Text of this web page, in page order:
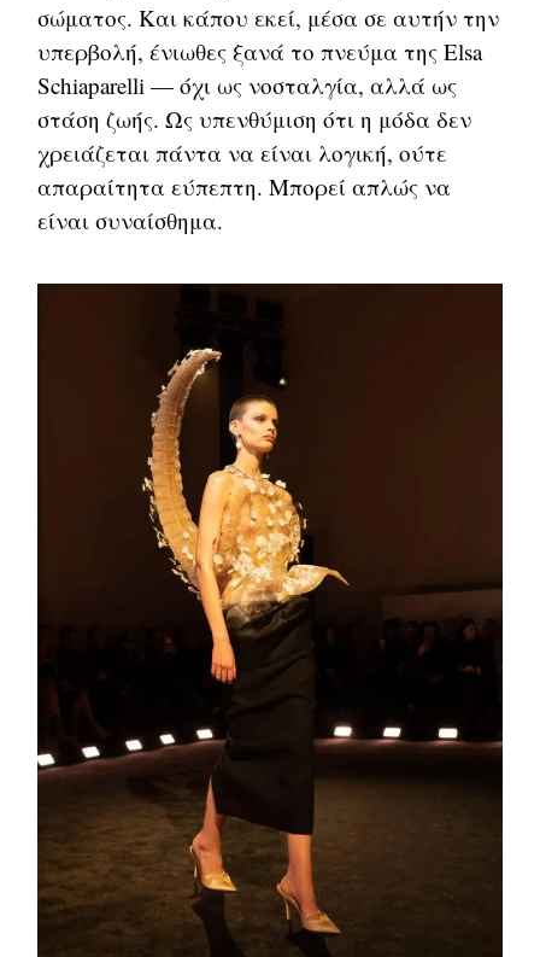
σώματος. Και κάπου εκεί, μέσα σε αυτήν την
υπερβολή, ένιωθες ξανά το πνεύμα της Elsa
Schiaparelli — όχι ως νοσταλγία, αλλά ως
στάση ζωής. Ως υπενθύμιση ότι η μόδα δεν
χρειάζεται πάντα να είναι λογική, ούτε
απαραίτητα εύπεπτη. Μπορεί απλώς να
είναι συναίσθημα.